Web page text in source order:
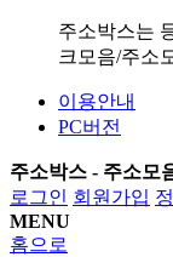
주소박스는
크모음/주소
이용안내
PC버전
주소박스 - 주소모
로그인 회원가입
MENU
홈으로